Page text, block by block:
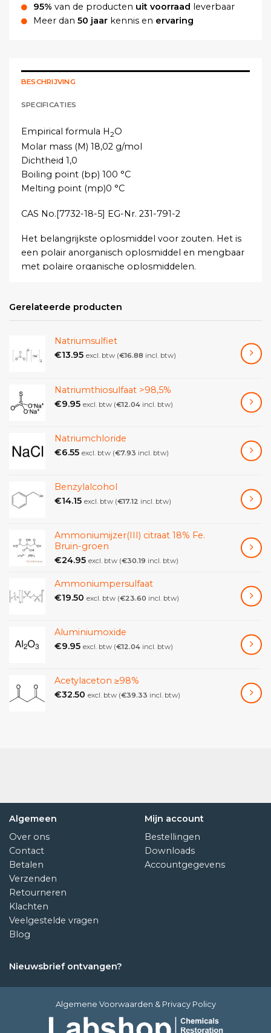
95% van de producten uit voorraad leverbaar
Meer dan 50 jaar kennis en ervaring
BESCHRIJVING
SPECIFICATIES
Empirical formula H2O
Molar mass (M) 18,02 g/mol
Dichtheid 1,0
Boiling point (bp) 100 °C
Melting point (mp)0 °C
CAS No.[7732-18-5] EG-Nr. 231-791-2
Het belangrijkste oplosmiddel voor zouten. Het is
een polair anorganisch oplosmiddel en mengbaar
met polaire organische oplosmiddelen.
Gerelateerde producten
Natriumsulfiet
€13.95 excl. btw (€16.88 incl. btw)
Natriumthiosulfaat >98,5%
€9.95 excl. btw (€12.04 incl. btw)
Natriumchloride
€6.55 excl. btw (€7.93 incl. btw)
Benzylalcohol
€14.15 excl. btw (€17.12 incl. btw)
Ammoniumijzer(III) citraat 18% Fe.
Bruin-groen
€24.95 excl. btw (€30.19 incl. btw)
Ammoniumpersulfaat
€19.50 excl. btw (€23.60 incl. btw)
Aluminiumoxide
€9.95 excl. btw (€12.04 incl. btw)
Acetylaceton ≥98%
€32.50 excl. btw (€39.33 incl. btw)
Algemeen
Over ons
Contact
Betalen
Verzenden
Retourneren
Klachten
Veelgestelde vragen
Blog
Mijn account
Bestellingen
Downloads
Accountgegevens
Nieuwsbrief ontvangen?
Algemene Voorwaarden & Privacy Policy